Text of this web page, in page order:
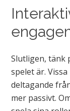
Slutligen, tänk
spelet är.
deltagande
mer passivt.